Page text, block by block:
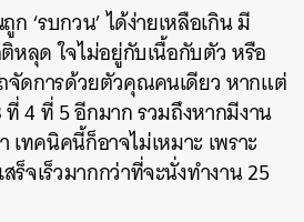
‘รบกวน’ ได้ง่ายเหลือเกิน มี
หลุด ใจไม่อยู่กับเนื้อกับตัว หรือ
จัดการด้วยตัวคุณคนเดียว หากแต่
4 ที่ 5 อีกมาก รวมถึงหากมีงาน
เทคนิคนี้ก็อาจไม่เหมาะ เพราะ
ร็จเร็วมากกว่าที่จะนั่งทำงาน 25